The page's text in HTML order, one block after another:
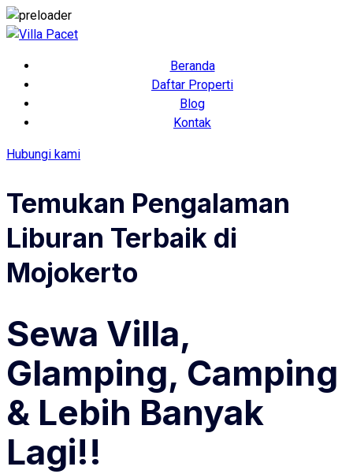
Beranda
Daftar Properti
Blog
Kontak
Hubungi kami
Temukan Pengalaman
Liburan Terbaik di
Mojokerto
Sewa Villa,
Glamping, Camping
& Lebih Banyak
Lagi!!